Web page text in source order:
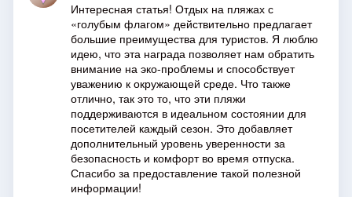
Интересная статья! Отдых на пляжах с
«голубым флагом» действительно предлагает
большие преимущества для туристов. Я люблю
идею, что эта награда позволяет нам обратить
внимание на эко-проблемы и способствует
уважению к окружающей среде. Что также
отлично, так это то, что эти пляжи
поддерживаются в идеальном состоянии для
посетителей каждый сезон. Это добавляет
дополнительный уровень уверенности за
безопасность и комфорт во время отпуска.
Спасибо за предоставление такой полезной
информации!